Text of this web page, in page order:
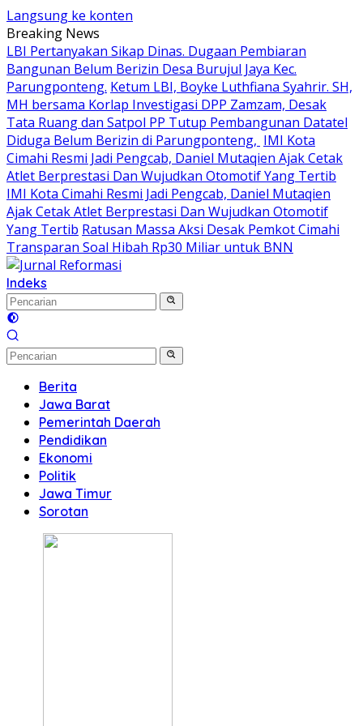
Langsung ke konten
Breaking News
LBI Pertanyakan Sikap Dinas. Dugaan Pembiaran
Bangunan Belum Berizin Desa Burujul Jaya Kec.
Parungponteng. Ketum LBI, Boyke Luthfiana Syahrir. SH,
MH bersama Korlap Investigasi DPP Zamzam, Desak
Tata Ruang dan Satpol PP Tutup Pembangunan Datatel
Diduga Belum Berizin di Parungponteng, IMI Kota
Cimahi Resmi Jadi Pengcab, Daniel Mutaqien Ajak Cetak
Atlet Berprestasi Dan Wujudkan Otomotif Yang Tertib
IMI Kota Cimahi Resmi Jadi Pengcab, Daniel Mutaqien
Ajak Cetak Atlet Berprestasi Dan Wujudkan Otomotif
Yang Tertib Ratusan Massa Aksi Desak Pemkot Cimahi
Transparan Soal Hibah Rp30 Miliar untuk BNN
Indeks
Berita
Jawa Barat
Pemerintah Daerah
Pendidikan
Ekonomi
Politik
Jawa Timur
Sorotan